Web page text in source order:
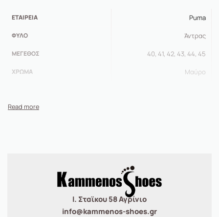
ΕΤΑΙΡΕΊΑ Puma
ΦΎΛΟ Άντρας
ΜΈΓΕΘΟΣ 40, 41, 42, 43, 44, 45
ΧΡΏΜΑ Μαύρο
Ι. Σταϊκου 58 Αγρίνιο
info@kammenos-shoes.gr